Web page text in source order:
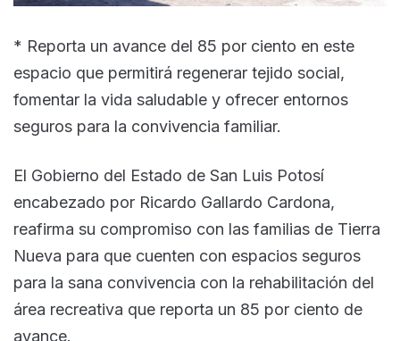
* Reporta un avance del 85 por ciento en este
espacio que permitirá regenerar tejido social,
fomentar la vida saludable y ofrecer entornos
seguros para la convivencia familiar.
El Gobierno del Estado de San Luis Potosí
encabezado por Ricardo Gallardo Cardona,
reafirma su compromiso con las familias de Tierra
Nueva para que cuenten con espacios seguros
para la sana convivencia con la rehabilitación del
área recreativa que reporta un 85 por ciento de
avance.